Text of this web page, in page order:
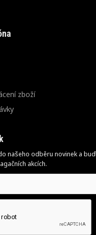
zboží
našeho odběru novinek a
akcích.